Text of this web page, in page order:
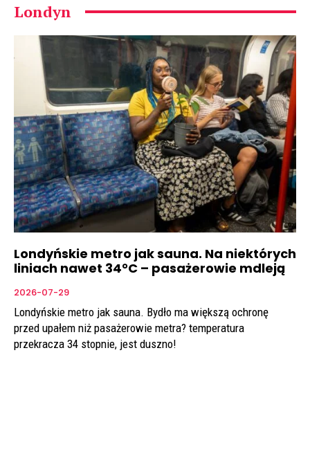
Londyn
Londyńskie metro jak sauna. Na niektórych
liniach nawet 34°C – pasażerowie mdleją
2026-07-29
Londyńskie metro jak sauna. Bydło ma większą ochronę
przed upałem niż pasażerowie metra? temperatura
przekracza 34 stopnie, jest duszno!